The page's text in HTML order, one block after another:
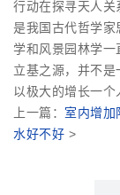
行动在探寻天人
是我国古代哲学
学和风景园林学一
立基之源，并不
以极大的增长一个
上一篇： 室内增加
水好不好 >